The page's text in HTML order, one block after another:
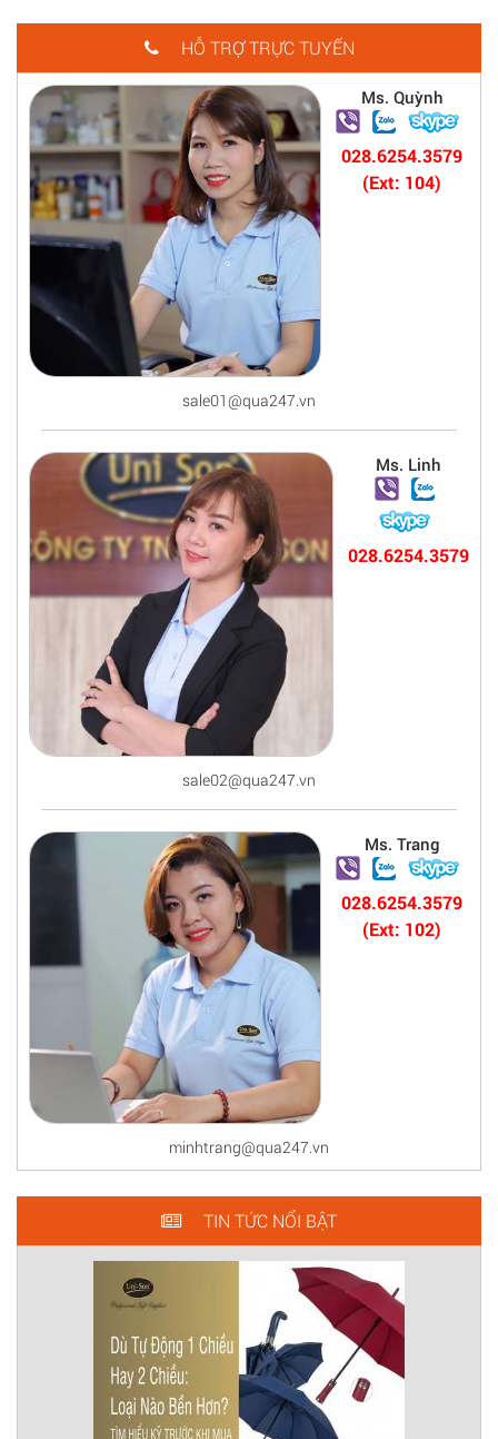
HỖ TRỢ TRỰC TUYẾN
Ms. Quỳnh
028.6254.3579
(Ext: 104)
sale01@qua247.vn
Ms. Linh
028.6254.3579
sale02@qua247.vn
Ms. Trang
028.6254.3579
(Ext: 102)
minhtrang@qua247.vn
TIN TỨC NỔI BẬT